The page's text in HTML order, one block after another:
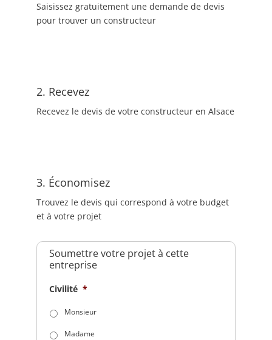
Saisissez gratuitement une demande de devis
pour trouver un constructeur
2. Recevez
Recevez le devis de votre constructeur en Alsace
3. Économisez
Trouvez le devis qui correspond à votre budget
et à votre projet
Soumettre votre projet à cette
entreprise
Civilité *
Monsieur
Madame